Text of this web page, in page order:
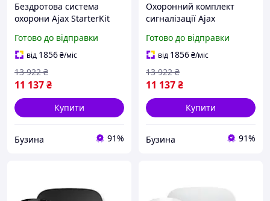
Бездротова система
охорони Ajax StarterKit
датчик відкриття дверей
buzyna
Готово до відправки
від 1856₴/міс
11 137₴
13 922 ₴
Купити
Бузина 91%
Охоронний комплект
сигналізації Ajax
датчик руху датчик
відкриття buzyna
Готово до відправки
від 1856₴/міс
11 137₴
13 922 ₴
Купити
Бузина 91%